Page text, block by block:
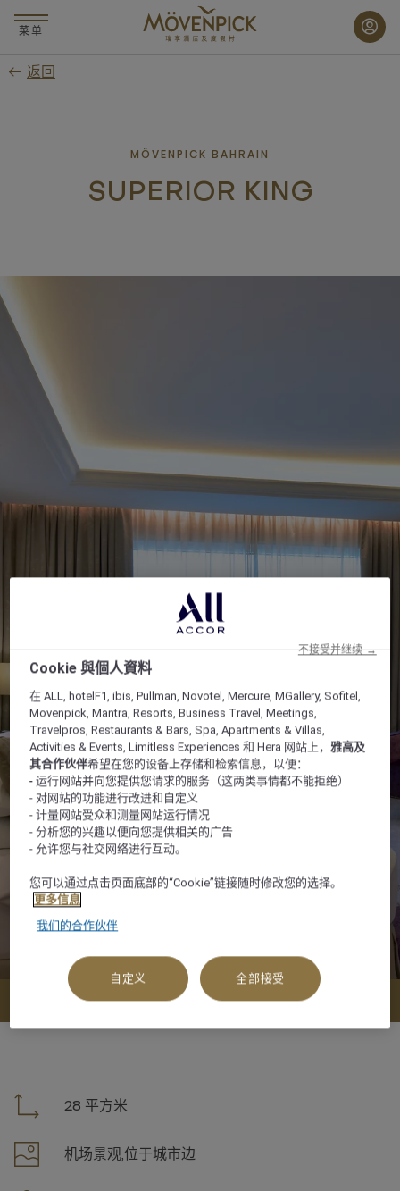
要
菜单
返回
MÖVENPICK BAHRAIN
SUPERIOR KING
查看可订选项
28 平方米
机场景观,位于城市边
Cookie 與個人資料
在 ALL, hotelF1, ibis, Pullman, Novotel, Mercure, MGallery, Sofitel,
Movenpick, Mantra, Resorts, Business Travel, Meetings,
Travelpros, Restaurants & Bars, Spa, Apartments & Villas,
Activities & Events, Limitless Experiences 和 Hera 网站上，雅高及
其合作伙伴希望在您的设备上存储和检索信息，以便：
- 运行网站并向您提供您请求的服务（这两类事情都不能拒绝）
- 对网站的功能进行改进和自定义
- 计量网站受众和测量网站运行情况
- 分析您的兴趣以便向您提供相关的广告
- 允许您与社交网络进行互动。
您可以通过点击页面底部的“Cookie”链接随时修改您的选择。
更多信息
我们的合作伙伴
自定义 全部接受
不接受并继续 →